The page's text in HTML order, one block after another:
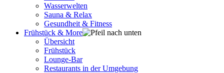
Wasserwelten
Sauna & Relax
Gesundheit & Fitness
Frühstück & More
Übersicht
Frühstück
Lounge-Bar
Restaurants in der Umgebung